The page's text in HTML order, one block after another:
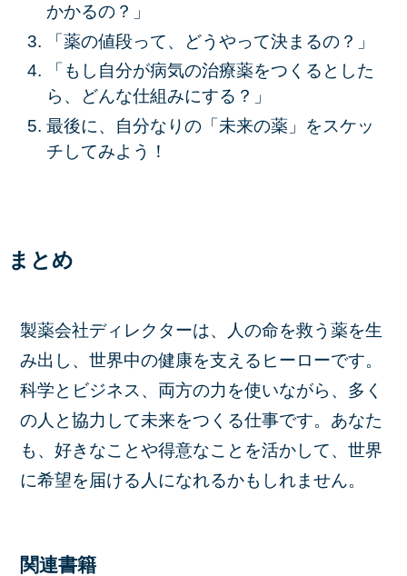
かかるの？」
「薬の値段って、どうやって決まるの？」
「もし自分が病気の治療薬をつくるとした
ら、どんな仕組みにする？」
最後に、自分なりの「未来の薬」をスケッ
チしてみよう！
まとめ
製薬会社ディレクターは、人の命を救う薬を生
み出し、世界中の健康を支えるヒーローです。
科学とビジネス、両方の力を使いながら、多く
の人と協力して未来をつくる仕事です。あなた
も、好きなことや得意なことを活かして、世界
に希望を届ける人になれるかもしれません。
関連書籍